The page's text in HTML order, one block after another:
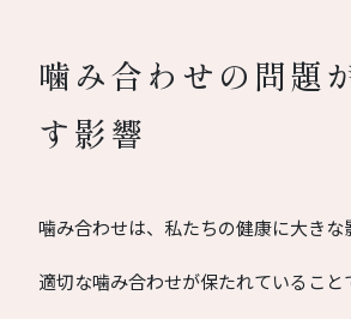
噛み合わせの問題
す影響
噛み合わせは、私たちの健康に大きな
適切な噛み合わせが保たれていること